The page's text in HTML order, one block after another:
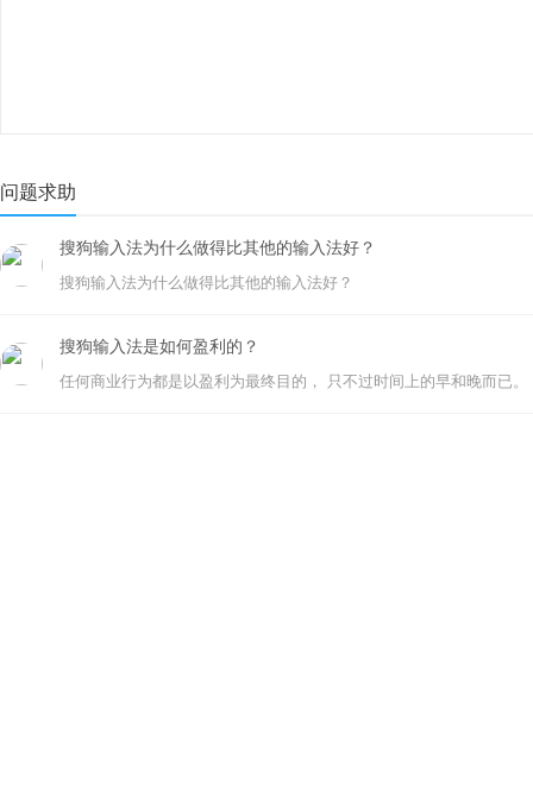
问题求助
搜狗输入法为什么做得比其他的输入法好？
搜狗输入法为什么做得比其他的输入法好？
搜狗输入法是如何盈利的？